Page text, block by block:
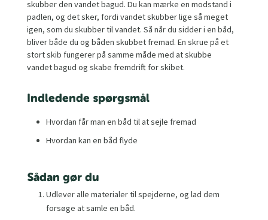
skubber den vandet bagud. Du kan mærke en modstand i
padlen, og det sker, fordi vandet skubber lige så meget
igen, som du skubber til vandet. Så når du sidder i en båd,
bliver både du og båden skubbet fremad. En skrue på et
stort skib fungerer på samme måde med at skubbe
vandet bagud og skabe fremdrift for skibet.
Indledende spørgsmål
Hvordan får man en båd til at sejle fremad
Hvordan kan en båd flyde
Sådan gør du
Udlever alle materialer til spejderne, og lad dem
forsøge at samle en båd.